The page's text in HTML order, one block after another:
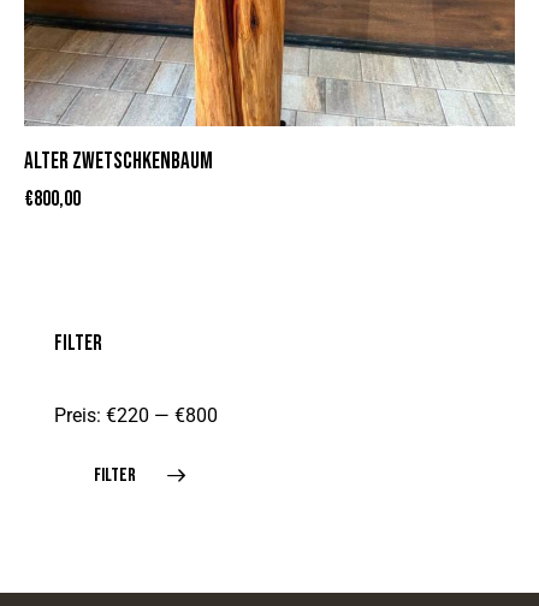
ALTER ZWETSCHKENBAUM
€800,00
FILTER
FILTER
Preis: €220 — €800